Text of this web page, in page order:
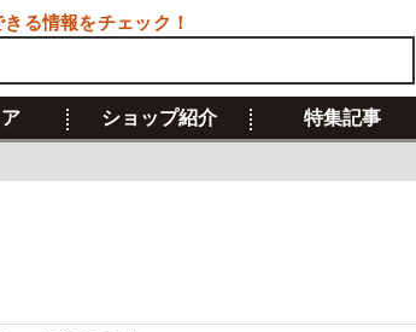
ショップ紹介 特集記事
る情報をチェック！